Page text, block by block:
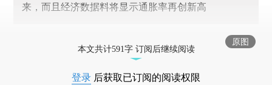
来，而且经济数据料将显示通胀率再创新高
原图
本文共计591字 订阅后继续阅读
登录 后获取已订阅的阅读权限